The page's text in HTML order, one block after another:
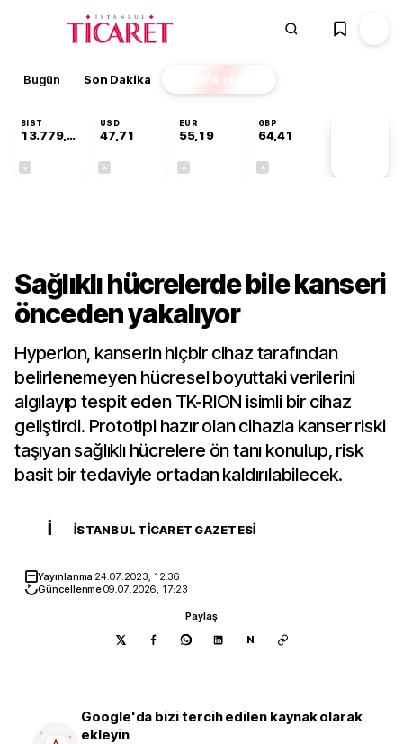
Bugün Son Dakika Finans EKSTRA
BIST
13.779,39
USD
47,71
EUR
55,19
GBP
64,41
Sağlıklı hücrelerde bile kanseri
önceden yakalıyor
Hyperion, kanserin hiçbir cihaz tarafından
belirlenemeyen hücresel boyuttaki verilerini
algılayıp tespit eden TK-RION isimli bir cihaz
geliştirdi. Prototipi hazır olan cihazla kanser riski
taşıyan sağlıklı hücrelere ön tanı konulup, risk
basit bir tedaviyle ortadan kaldırılabilecek.
İ İSTANBUL TICARET GAZETESI
Yayınlanma 24.07.2023, 12:36
Güncellenme09.07.2026, 17:23
Paylaş
N
Google'da bizi tercih edilen kaynak olarak
ekleyin